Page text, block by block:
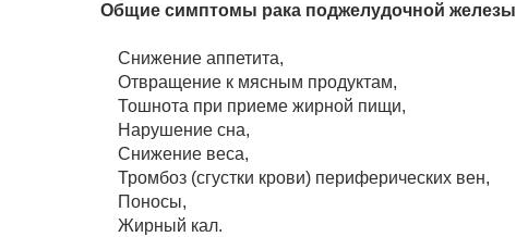
Общие симптомы рака поджелудочной железы
Снижение аппетита,
Отвращение к мясным продуктам,
Тошнота при приеме жирной пищи,
Нарушение сна,
Снижение веса,
Тромбоз (сгустки крови) периферических вен,
Поносы,
Жирный кал.